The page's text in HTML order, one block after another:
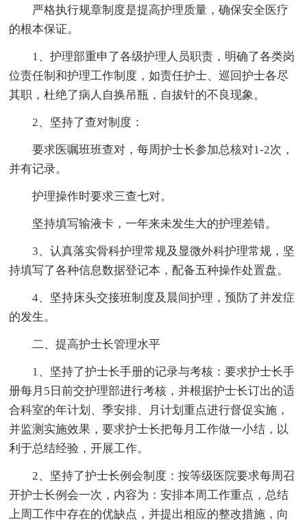
严格执行规章制度是提高护理质量，确保安全医疗
的根本保证。
1、护理部重申了各级护理人员职责，明确了各类岗
位责任制和护理工作制度，如责任护士、巡回护士各尽
其职，杜绝了病人自换吊瓶，自拔针的不良现象。
2、坚持了查对制度：
要求医嘱班班查对，每周护士长参加总核对1-2次，
并有记录。
护理操作时要求三查七对。
坚持填写输液卡，一年来未发生大的护理差错。
3、认真落实骨科护理常规及显微外科护理常规，坚
持填写了各种信息数据登记本，配备五种操作处置盘。
4、坚持床头交接班制度及晨间护理，预防了并发症
的发生。
二、提高护士长管理水平
1、坚持了护士长手册的记录与考核：要求护士长手
册每月5日前交护理部进行考核，并根据护士长订出的适
合科室的年计划、季安排、月计划重点进行督促实施，
并监测实施效果，要求护士长把每月工作做一小结，以
利于总结经验，开展工作。
2、坚持了护士长例会制度：按等级医院要求每周召
开护士长例会一次，内容为：安排本周工作重点，总结
上周工作中存在的优缺点，并提出相应的整改措施，向